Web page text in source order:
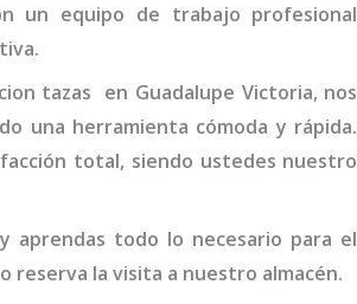
un equipo de trabajo profesional
tazas en Guadalupe Victoria, nos
una herramienta cómoda y rápida.
total, siendo ustedes nuestro
aprendas todo lo necesario para el
reserva la visita a nuestro almacén.